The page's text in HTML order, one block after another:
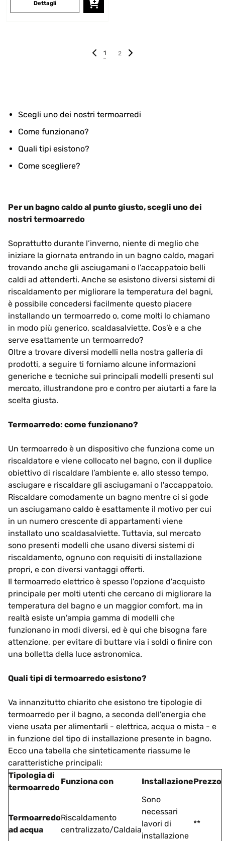
Dettagli
1 2
Scegli uno dei nostri termoarredi
Come funzionano?
Quali tipi esistono?
Come scegliere?
Per un bagno caldo al punto giusto, scegli uno dei
nostri termoarredo
Soprattutto durante l’inverno, niente di meglio che
iniziare la giornata entrando in un bagno caldo, magari
trovando anche gli asciugamani o l'accappatoio belli
caldi ad attenderti. Anche se esistono diversi sistemi di
riscaldamento per migliorare la temperatura del bagni,
è possibile concedersi facilmente questo piacere
installando un termoarredo o, come molti lo chiamano
in modo più generico, scaldasalviette. Cos’è e a che
serve esattamente un termoarredo?
Oltre a trovare diversi modelli nella nostra galleria di
prodotti, a seguire ti forniamo alcune informazioni
generiche e tecniche sui principali modelli presenti sul
mercato, illustrandone pro e contro per aiutarti a fare la
scelta giusta.
Termoarredo: come funzionano?
Un termoarredo è un dispositivo che funziona come un
riscaldatore e viene collocato nel bagno, con il duplice
obiettivo di riscaldare l’ambiente e, allo stesso tempo,
asciugare e riscaldare gli asciugamani o l'accappatoio.
Riscaldare comodamente un bagno mentre ci si gode
un asciugamano caldo è esattamente il motivo per cui
in un numero crescente di appartamenti viene
installato uno scaldasalviette. Tuttavia, sul mercato
sono presenti modelli che usano diversi sistemi di
riscaldamento, ognuno con requisiti di installazione
propri, e con diversi vantaggi offerti.
Il termoarredo elettrico è spesso l'opzione d'acquisto
principale per molti utenti che cercano di migliorare la
temperatura del bagno e un maggior comfort, ma in
realtà esiste un'ampia gamma di modelli che
funzionano in modi diversi, ed è qui che bisogna fare
attenzione, per evitare di buttare via i soldi o finire con
una bolletta della luce astronomica.
Quali tipi di termoarredo esistono?
Va innanzitutto chiarito che esistono tre tipologie di
termoarredo per il bagno, a seconda dell'energia che
viene usata per alimentarli - elettrica, acqua o mista - e
in funzione del tipo di installazione presente in bagno.
Ecco una tabella che sinteticamente riassume le
caratteristiche principali:
Tipologia di
termoarredo
Funziona con InstallazionePrezzo
Termoarredo
ad acqua
Riscaldamento
centralizzato/Caldaia
Sono
necessari
lavori di
installazione
**